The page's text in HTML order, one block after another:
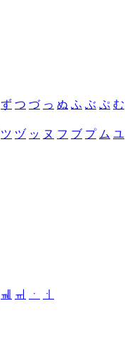
ず つ づ っ ぬ ふ ぶ ぷ む
ツ ヅ ッ ヌ フ ブ プ ム ユ
ㆋ ㆌ ㆍ
ㆎ